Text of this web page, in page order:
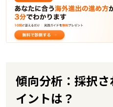
傾向分析：採択
イントは？